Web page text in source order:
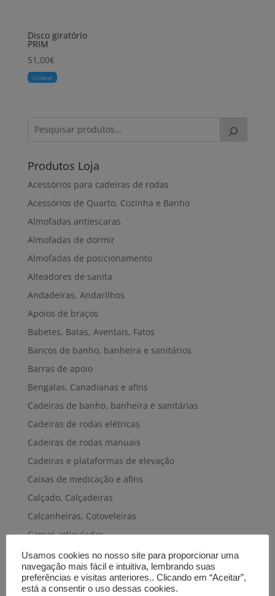
Disco giratório
PRIM
51,00€
Comprar
Produtos Loja
Acessórios para cadeiras de rodas
Acessórios de Quarto, Cozinha e Banho
Almofadas antiescaras
Almofadas de dormir
Almofadas de posicionamento
Alteadores de sanita
Andadeiras, Andarilhos
Apoios de braços
Babetes, Batas, Aventais, Fatos
Bancos de banho, banheira e sanitários
Barras de apoio
Bengalas, Canadianas e afins
Cadeiras de banho, banheira e sanitárias
Cadeiras de rodas elétricas
Cadeiras de rodas manuais
Cadeiras e plataformas de elevação
Caixas de medicação e afins
Calçado, Calçadeiras
Calcanheiras, Cotoveleiras
Camas articuladas
Carros hospitalares
Cestas, Arneses
Cintas e Faixas
Usamos cookies no nosso site para proporcionar uma
navegação mais fácil e intuitiva, lembrando suas
preferências e visitas anteriores.. Clicando em “Aceitar”,
está a consentir o uso dessas cookies.